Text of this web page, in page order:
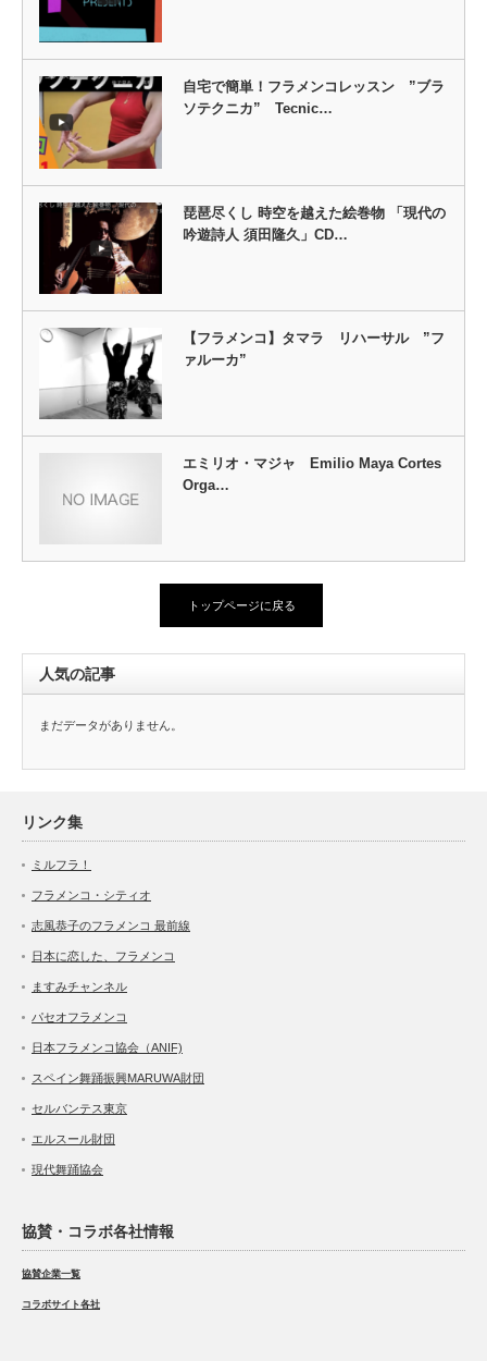
自宅で簡単！フラメンコレッスン ”ブラ
ソテクニカ” Tecnic…
琵琶尽くし 時空を越えた絵巻物 「現代の
吟遊詩人 須田隆久」CD…
【フラメンコ】タマラ リハーサル ”フ
ァルーカ”
エミリオ・マジャ Emilio Maya Cortes
Orga…
トップページに戻る
人気の記事
まだデータがありません。
リンク集
ミルフラ！
フラメンコ・シティオ
志風恭子のフラメンコ 最前線
日本に恋した、フラメンコ
ますみチャンネル
パセオフラメンコ
日本フラメンコ協会（ANIF)
スペイン舞踊振興MARUWA財団
セルバンテス東京
エルスール財団
現代舞踊協会
協賛・コラボ各社情報
協賛企業一覧
コラボサイト各社